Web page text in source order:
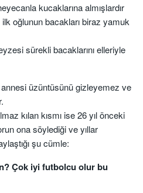
kucaklarına almışlardır
oğlunun bacakları biraz yamuk
sürekli bacaklarını elleriyle
annesi üzüntüsünü gizleyemez ve
kılan kısmı ise 26 yıl önceki
ona söylediği ve yıllar
şu cümle:
Çok iyi futbolcu olur bu